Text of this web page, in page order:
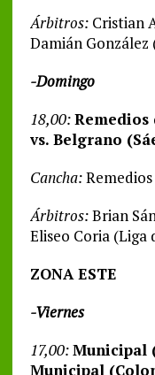
Árbitros:Cristian
Damián
-Domingo
18,00:Remedios
vs. Belgrano
Cancha:Remedios
Árbitros:Brian
Eliseo Coria
ZONA ESTE
-Viernes
17,00:Municipal
Municipal